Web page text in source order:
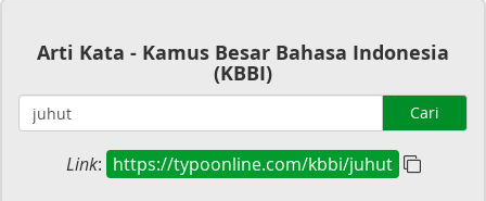
Arti Kata - Kamus Besar Bahasa Indonesia
(KBBI)
Cari
Link: https://typoonline.com/kbbi/juhut